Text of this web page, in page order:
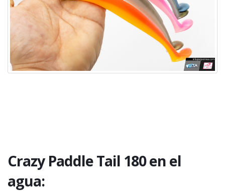
Crazy Paddle Tail 180 en el
agua: